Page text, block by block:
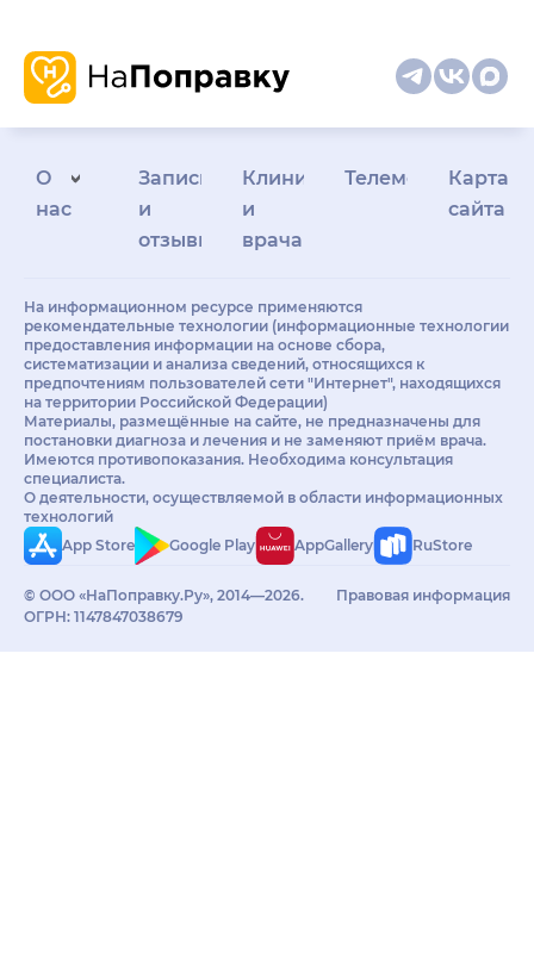
О
нас
Запись
и
отзывы
Клиникам
и
врачам
Телемедицина
Карта
сайта
На информационном ресурсе применяются
рекомендательные технологии (информационные технологии
предоставления информации на основе сбора,
систематизации и анализа сведений, относящихся к
предпочтениям пользователей сети "Интернет", находящихся
на территории Российской Федерации)
Материалы, размещённые на сайте, не предназначены для
постановки диагноза и лечения и не заменяют приём врача.
Имеются противопоказания. Необходима консультация
специалиста.
О деятельности, осуществляемой в области информационных
технологий
App Store
Google Play AppGallery RuStore
© ООО «НаПоправку.Ру», 2014—2026.
ОГРН: 1147847038679
Правовая информация